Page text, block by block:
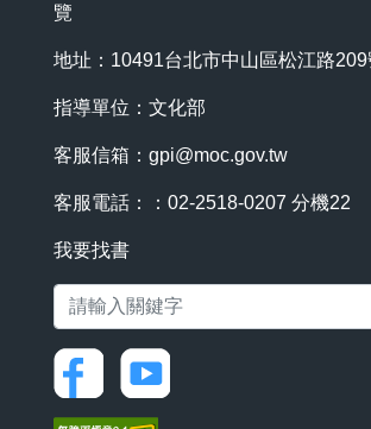
覽
地址：10491台北市中山區松江路209
指導單位：文化部
客服信箱： gpi@moc.gov.tw
客服電話：：02-2518-0207 分機22
我要找書